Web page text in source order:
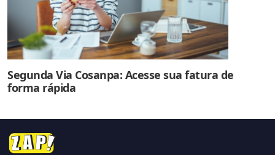
Segunda Via Cosanpa: Acesse sua fatura de
forma rápida